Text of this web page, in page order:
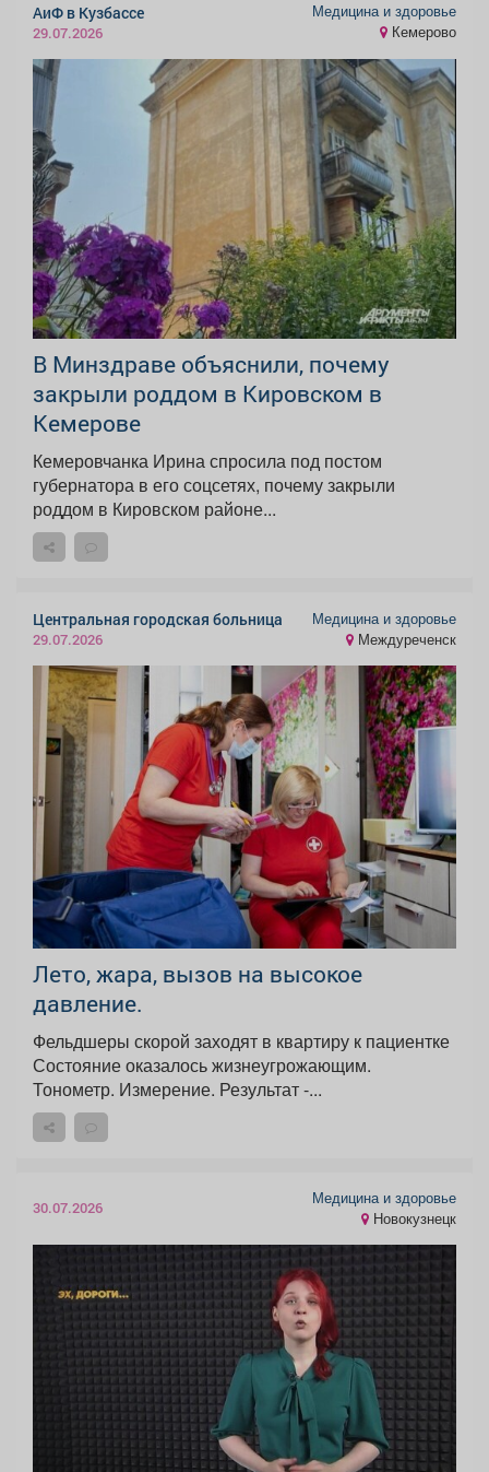
АиФ в Кузбассе
29.07.2026
Медицина и здоровье
Кемерово
В Минздраве объяснили, почему
закрыли роддом в Кировском в
Кемерове
Кемеровчанка Ирина спросила под постом
губернатора в его соцсетях, почему закрыли
роддом в Кировском районе...
Центральная городская больница
29.07.2026
Медицина и здоровье
Междуреченск
Лето, жара, вызов на высокое
давление.
Фельдшеры скорой заходят в квартиру к пациентке
Состояние оказалось жизнеугрожающим.
Тонометр. Измерение. Результат -...
30.07.2026
Медицина и здоровье
Новокузнецк